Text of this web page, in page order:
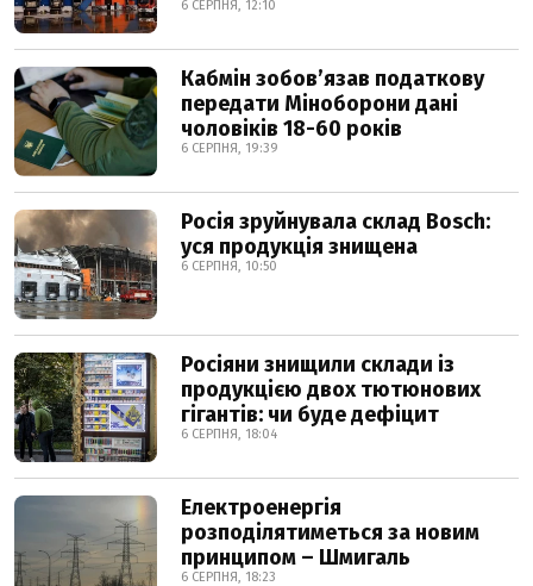
6 СЕРПНЯ, 12:10
Кабмін зобовʼязав податкову
передати Міноборони дані
чоловіків 18-60 років
6 СЕРПНЯ, 19:39
Росія зруйнувала склад Bosch:
уся продукція знищена
6 СЕРПНЯ, 10:50
Росіяни знищили склади із
продукцією двох тютюнових
гігантів: чи буде дефіцит
6 СЕРПНЯ, 18:04
Електроенергія
розподілятиметься за новим
принципом – Шмигаль
6 СЕРПНЯ, 18:23